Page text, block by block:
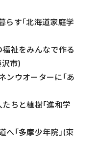
らす「北海道家庭学
福祉をみんなで作る
沢市)
ンウオーターに「あ
ちと植樹「進和学
「多摩少年院」(東